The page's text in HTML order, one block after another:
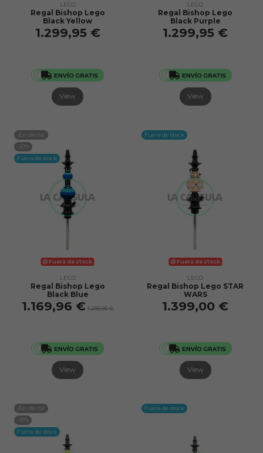
LEGO
Regal Bishop Lego
Black Yellow
1.299,95 €
View
LEGO
Regal Bishop Lego
Black Purple
1.299,95 €
View
¡En oferta!
-10%
Fuera de stock
Fuera de stock
LEGO
Regal Bishop Lego
Black Blue
1.169,96 € 1.299,95 €
View
Fuera de stock
Fuera de stock
LEGO
Regal Bishop Lego STAR
WARS
1.399,00 €
View
¡En oferta!
-15%
Fuera de stock
Fuera de stock